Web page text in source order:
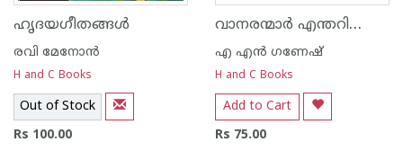
ഹൃദയഗീതങ്ങള്‍
രവി മേനോന്‍
H and C Books
Out of Stock
Rs 100.00
വാനരന്മാര്‍ എന്തറിഞ്ഞു വിഭോ
എ എന്‍ ഗണേഷ്
H and C Books
Add to Cart
Rs 75.00